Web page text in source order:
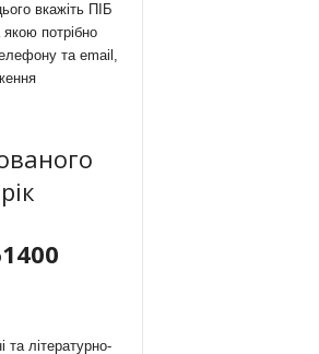
вкажіть ПІБ
потрібно
та email,
та літературно-